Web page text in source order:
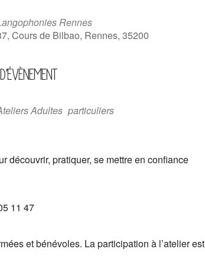
Rennes
Cours de Bilbao, Rennes, 35200
Adultes particuliers
découvrir, pratiquer, se mettre en confiance
11 47
et bénévoles. La participation à l’atelier est